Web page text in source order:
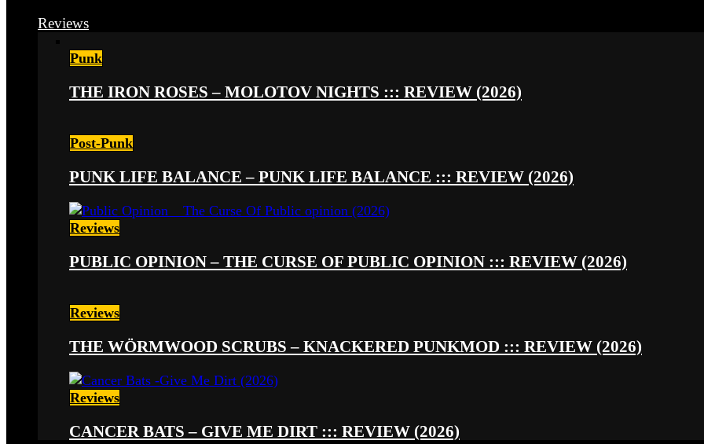
Reviews
Punk
THE IRON ROSES – MOLOTOV NIGHTS ::: REVIEW (2026)
Post-Punk
PUNK LIFE BALANCE – PUNK LIFE BALANCE ::: REVIEW (2026)
Reviews
PUBLIC OPINION – THE CURSE OF PUBLIC OPINION ::: REVIEW (2026)
Reviews
THE WÖRMWOOD SCRUBS – KNACKERED PUNKMOD ::: REVIEW (2026)
Reviews
CANCER BATS – GIVE ME DIRT ::: REVIEW (2026)